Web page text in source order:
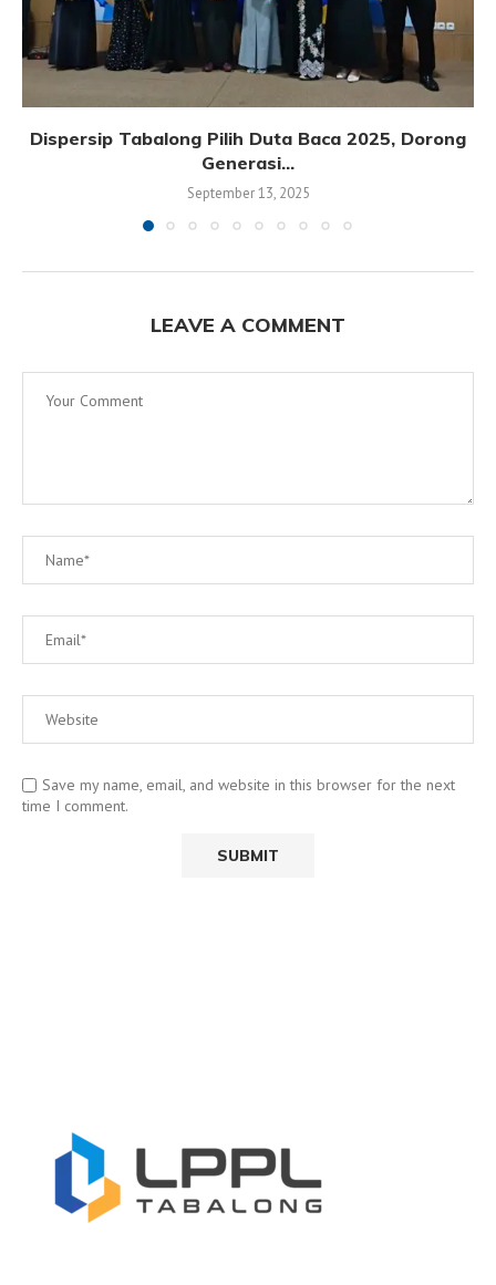
Dispersip Tabalong Pilih Duta Baca 2025, Dorong
Generasi...
September 13, 2025
LEAVE A COMMENT
Save my name, email, and website in this browser for the next
time I comment.